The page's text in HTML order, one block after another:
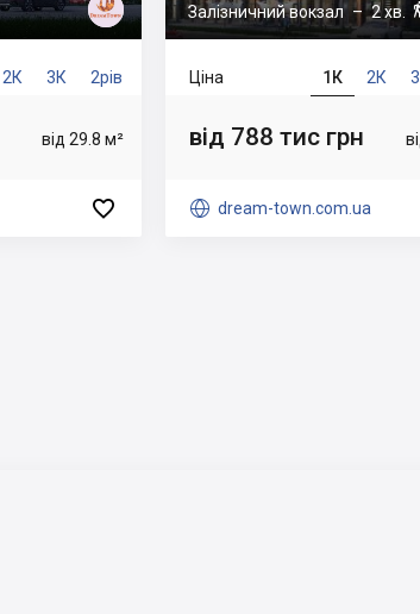
2К 3К 2рів
від 29.8 м²

Залізничний вокзал– 2 хв.
1К 2К
Ціна
від 788 тис грн
 dream-town.com.ua